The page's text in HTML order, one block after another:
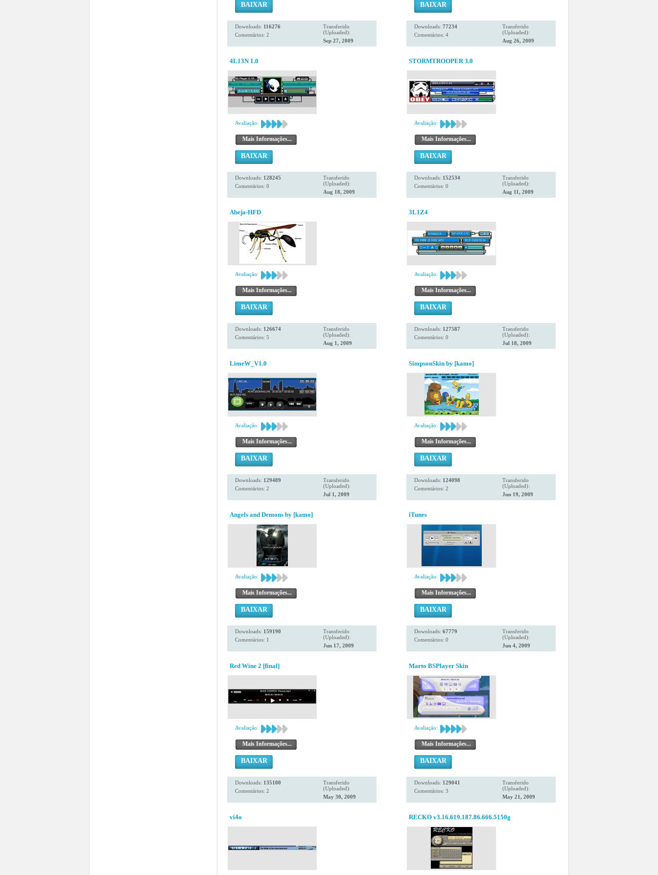
BAIXAR
Downloads: 116276
Comentários: 2
Transferido
(Uploaded):
Sep 27, 2009
BAIXAR
Downloads: 77234
Comentários: 4
Transferido
(Uploaded):
Aug 26, 2009
4L13N 1.0
Avaliação:
Mais Informações...
BAIXAR
Downloads: 128245
Comentários: 0
Transferido
(Uploaded):
Aug 18, 2009
STORMTROOPER 3.0
Avaliação:
Mais Informações...
BAIXAR
Downloads: 152534
Comentários: 0
Transferido
(Uploaded):
Aug 11, 2009
Abeja-HFD
Avaliação:
Mais Informações...
BAIXAR
Downloads: 126674
Comentários: 5
Transferido
(Uploaded):
Aug 1, 2009
3L1Z4
Avaliação:
Mais Informações...
BAIXAR
Downloads: 127587
Comentários: 0
Transferido
(Uploaded):
Jul 18, 2009
LimeW_V1.0
Avaliação:
Mais Informações...
BAIXAR
Downloads: 129489
Comentários: 2
Transferido
(Uploaded):
Jul 1, 2009
SimpsonSkin by [kamo]
Avaliação:
Mais Informações...
BAIXAR
Downloads: 124098
Comentários: 2
Transferido
(Uploaded):
Jun 19, 2009
Angels and Demons by [kamo]
Avaliação:
Mais Informações...
BAIXAR
Downloads: 159190
Comentários: 1
Transferido
(Uploaded):
Jun 17, 2009
iTunes
Avaliação:
Mais Informações...
BAIXAR
Downloads: 67779
Comentários: 0
Transferido
(Uploaded):
Jun 4, 2009
Red Wine 2 [final]
Avaliação:
Mais Informações...
BAIXAR
Downloads: 135100
Comentários: 2
Transferido
(Uploaded):
May 30, 2009
Marto BSPlayer Skin
Avaliação:
Mais Informações...
BAIXAR
Downloads: 129041
Comentários: 3
Transferido
(Uploaded):
May 21, 2009
vi4o RECKO v3.16.619.187.86.666.5150g